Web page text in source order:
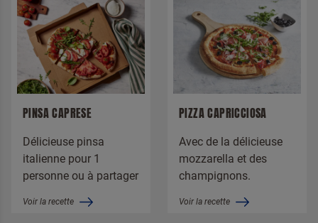
Choisir la catégorie
Pâtisserie
Dessert
Crêpes
Pizza
Marques
Dr. Oetker Professional
PINSA CAPRESE
Délicieuse pinsa
italienne pour 1
personne ou à partager
Voir la recette
PIZZA CAPRICCIOSA
Avec de la délicieuse
mozzarella et des
champignons.
Voir la recette